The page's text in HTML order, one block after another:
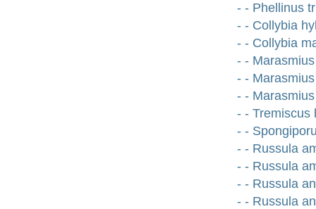
- - Phellinus
- - Collybia
- - Collybia
- -
- -
- -
- - Tremiscus
- -
- - Russula
- - Russula
- - Russula
- - Russula